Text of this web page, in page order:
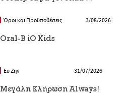
Όροι και Προϋποθέσεις 3/08/2026
Oral-B iO Kids
Ευ Ζην 31/07/2026
Μεγάλη Κλήρωση Always!